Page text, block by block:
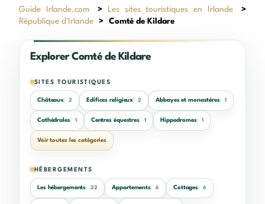
Guide Irlande.com > Les sites touristiques en Irlande
>
République d'Irlande
> Comté de Kildare
Explorer Comté de Kildare
SITES TOURISTIQUES
Châteaux 2 Edifices religieux 2 Abbayes et monastères 1
Cathédrales 1 Centres équestres 1 Hippodromes 1
Voir toutes les catégories
HÉBERGEMENTS
Les hébergements 22 Appartements 6 Cottages 6